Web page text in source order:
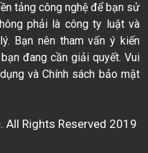
tảng công nghệ để bạn sử
phải là công ty luật và
Bạn nên tham vấn ý kiến
đang cần giải quyết. Vui
và Chính sách bảo mật
All Rights Reserved 2019